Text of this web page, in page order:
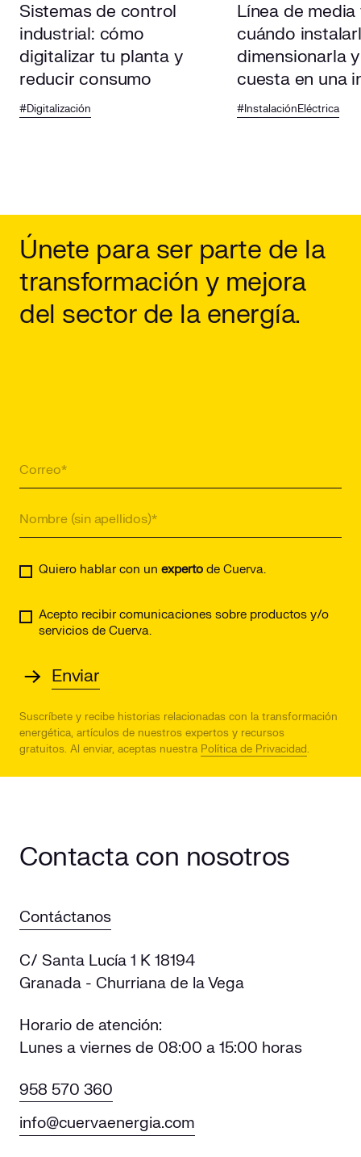
Sistemas de control
industrial: cómo
digitalizar tu planta y
reducir consumo
#Digitalización
Línea de
cuándo
dimensionarla
cuesta en una
#InstalaciónEléctrica
Únete para ser parte de la
transformación y mejora
del sector de la energía.
Quiero hablar con un experto de Cuerva.
Acepto recibir comunicaciones sobre productos y/o
servicios de Cuerva.
Suscríbete y recibe historias relacionadas con la transformación
energética, artículos de nuestros expertos y recursos
gratuitos. Al enviar, aceptas nuestra Política de Privacidad.
Contacta con nosotros
Contáctanos
C/ Santa Lucía 1 K 18194
Granada - Churriana de la Vega
Horario de atención:
Lunes a viernes de 08:00 a 15:00 horas
958 570 360
info@cuervaenergia.com